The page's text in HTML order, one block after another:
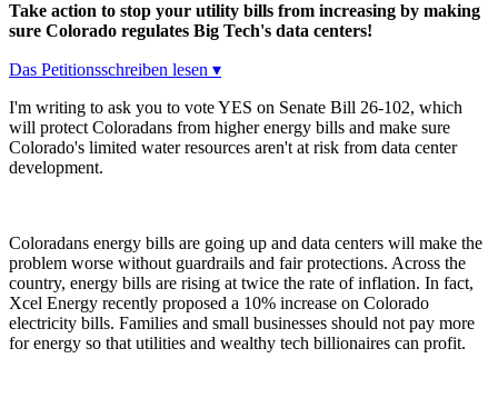
Take action to stop your utility bills from increasing by making
sure Colorado regulates Big Tech's data centers!
Das Petitionsschreiben lesen ▾
I'm writing to ask you to vote YES on Senate Bill 26-102, which
will protect Coloradans from higher energy bills and make sure
Colorado's limited water resources aren't at risk from data center
development.
Coloradans energy bills are going up and data centers will make the
problem worse without guardrails and fair protections. Across the
country, energy bills are rising at twice the rate of inflation. In fact,
Xcel Energy recently proposed a 10% increase on Colorado
electricity bills. Families and small businesses should not pay more
for energy so that utilities and wealthy tech billionaires can profit.